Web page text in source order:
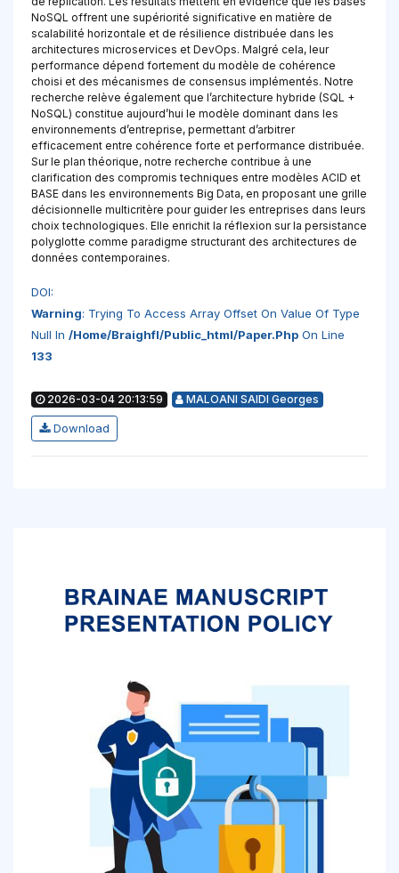
NoSQL offrent une supériorité significative en matière de
scalabilité horizontale et de résilience distribuée dans les
architectures microservices et DevOps. Malgré cela, leur
performance dépend fortement du modèle de cohérence
choisi et des mécanismes de consensus implémentés. Notre
recherche relève également que l’architecture hybride (SQL +
NoSQL) constitue aujourd’hui le modèle dominant dans les
environnements d’entreprise, permettant d’arbitrer
efficacement entre cohérence forte et performance distribuée.
Sur le plan théorique, notre recherche contribue à une
clarification des compromis techniques entre modèles ACID et
BASE dans les environnements Big Data, en proposant une grille
décisionnelle multicritère pour guider les entreprises dans leurs
choix technologiques. Elle enrichit la réflexion sur la persistance
polyglotte comme paradigme structurant des architectures de
données contemporaines.
DOI:
Warning: Trying To Access Array Offset On Value Of Type
Null In /home/braighfl/public_html/paper.php On Line
133
2026-03-04 20:13:59 MALOANI SAIDI Georges
Download